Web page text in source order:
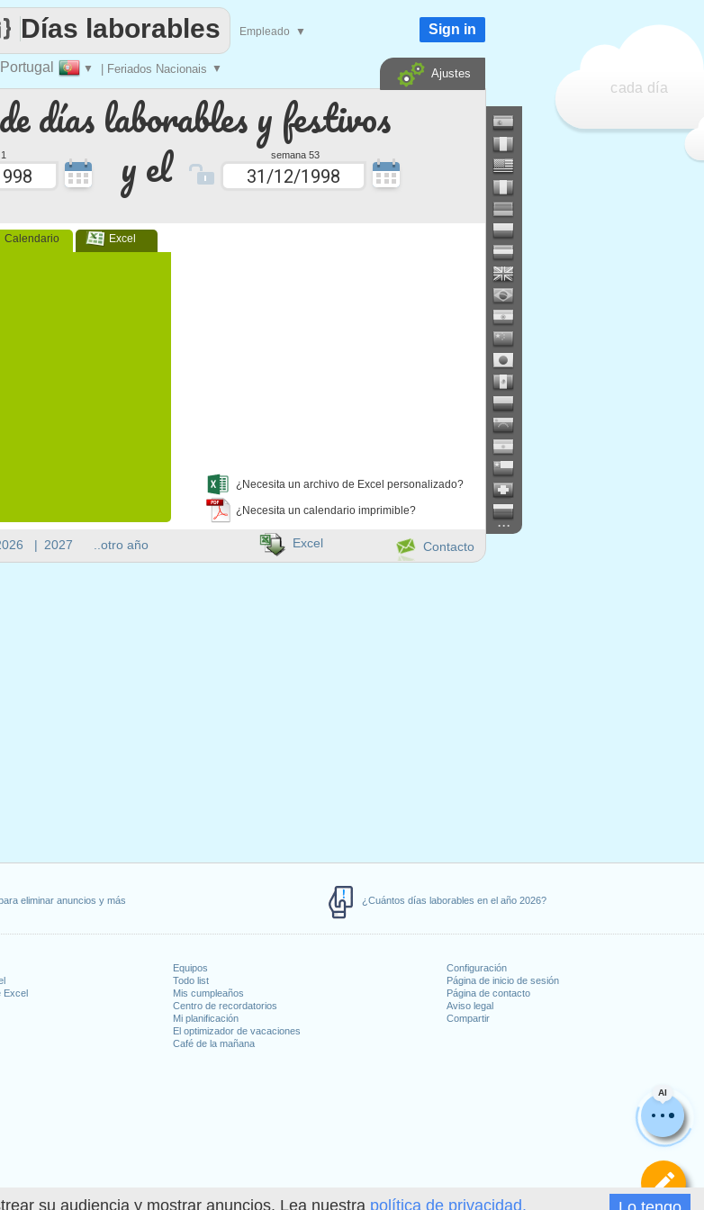
su audiencia y mostrar anuncios. Lea nuestra política de privacidad.
eliminar anuncios y más ¿Cuántos días laborables en el año 2026?
Excel
Equipos
Todo list
Mis cumpleaños
Centro de recordatorios
Mi planificación
El optimizador de vacaciones
Café de la mañana
Configuración
Página de inicio de sesión
Página de contacto
Aviso legal
Compartir
días laborables y festivos
y el semana 53
Calendario Excel
¿Necesita un archivo de Excel personalizado?
¿Necesita un calendario imprimible?
AI
cada día
▼ | Feriados Nacionais ▼
Días laborables Empleado ▼ Sign in
Ajustes
| 2027 ..otro año
...
Contacto
Excel